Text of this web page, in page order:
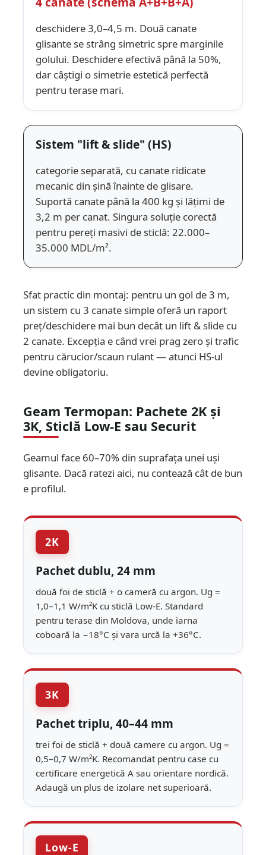
deschidere 3,0–4,5 m. Două canate
glisante se strâng simetric spre marginile
golului. Deschidere efectivă până la 50%,
dar câștigi o simetrie estetică perfectă
pentru terase mari.
Sistem "lift & slide" (HS)
categorie separată, cu canate ridicate
mecanic din șină înainte de glisare.
Suportă canate până la 400 kg și lățimi de
3,2 m per canat. Singura soluție corectă
pentru pereți masivi de sticlă: 22.000–
35.000 MDL/m².
Sfat practic din montaj: pentru un gol de 3 m,
un sistem cu 3 canate simple oferă un raport
preț/deschidere mai bun decât un lift & slide cu
2 canate. Excepția e când vrei prag zero și trafic
pentru cărucior/scaun rulant — atunci HS-ul
devine obligatoriu.
Geam Termopan: Pachete 2K și
3K, Sticlă Low-E sau Securit
Geamul face 60–70% din suprafața unei uși
glisante. Dacă ratezi aici, nu contează cât de bun
e profilul.
2K
Pachet dublu, 24 mm
două foi de sticlă + o cameră cu argon. Ug =
1,0–1,1 W/m²K cu sticlă Low-E. Standard
pentru terase din Moldova, unde iarna
coboară la −18°C și vara urcă la +36°C.
3K
Pachet triplu, 40–44 mm
trei foi de sticlă + două camere cu argon. Ug =
0,5–0,7 W/m²K. Recomandat pentru case cu
certificare energetică A sau orientare nordică.
Adaugă un plus de izolare net superioară.
Low-E